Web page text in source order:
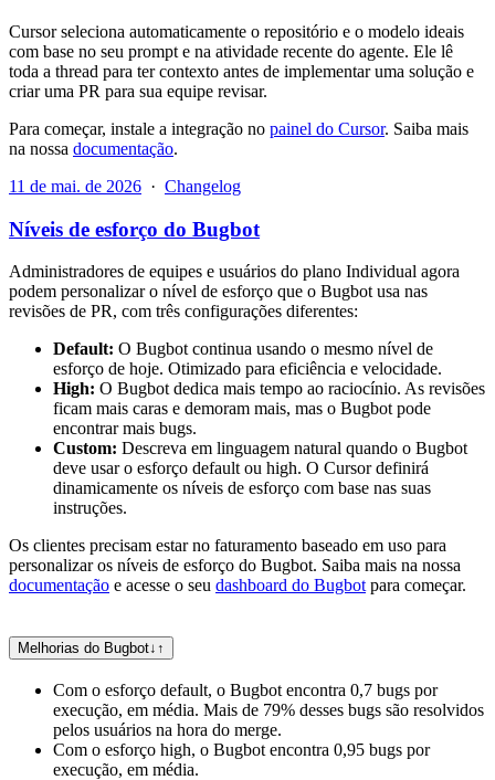
Cursor seleciona automaticamente o repositório e o modelo ideais
com base no seu prompt e na atividade recente do agente. Ele lê
toda a thread para ter contexto antes de implementar uma solução e
criar uma PR para sua equipe revisar.
Para começar, instale a integração no painel do Cursor. Saiba mais
na nossa documentação.
11 de mai. de 2026 · Changelog
Níveis de esforço do Bugbot
Administradores de equipes e usuários do plano Individual agora
podem personalizar o nível de esforço que o Bugbot usa nas
revisões de PR, com três configurações diferentes:
Default: O Bugbot continua usando o mesmo nível de
esforço de hoje. Otimizado para eficiência e velocidade.
High: O Bugbot dedica mais tempo ao raciocínio. As revisões
ficam mais caras e demoram mais, mas o Bugbot pode
encontrar mais bugs.
Custom: Descreva em linguagem natural quando o Bugbot
deve usar o esforço default ou high. O Cursor definirá
dinamicamente os níveis de esforço com base nas suas
instruções.
Os clientes precisam estar no faturamento baseado em uso para
personalizar os níveis de esforço do Bugbot. Saiba mais na nossa
documentação e acesse o seu dashboard do Bugbot para começar.
Melhorias do Bugbot↓ ↑
Com o esforço default, o Bugbot encontra 0,7 bugs por
execução, em média. Mais de 79% desses bugs são resolvidos
pelos usuários na hora do merge.
Com o esforço high, o Bugbot encontra 0,95 bugs por
execução, em média.